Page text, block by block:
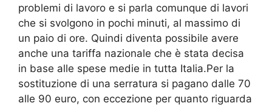
problemi di lavoro e si parla comunque di lavori
che si svolgono in pochi minuti, al massimo di
un paio di ore. Quindi diventa possibile avere
anche una tariffa nazionale che è stata decisa
in base alle spese medie in tutta Italia.Per la
sostituzione di una serratura si pagano dalle 70
alle 90 euro, con eccezione per quanto riguarda